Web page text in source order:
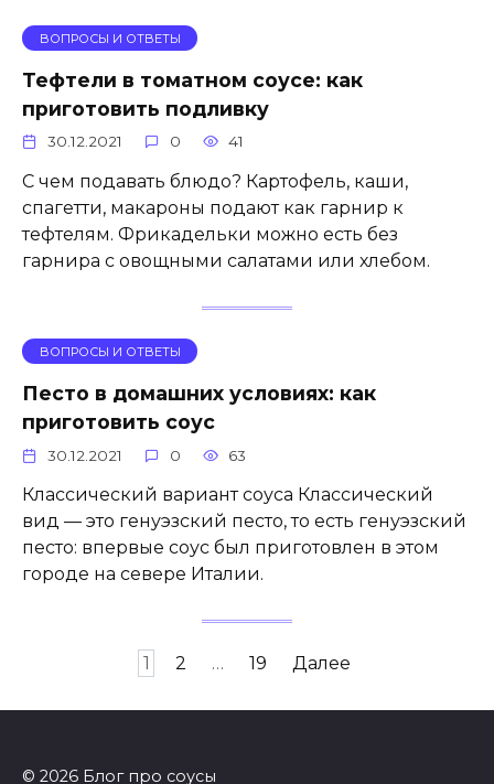
ВОПРОСЫ И ОТВЕТЫ
Тефтели в томатном соусе: как
приготовить подливку
30.12.2021 0 41
С чем подавать блюдо? Картофель, каши,
спагетти, макароны подают как гарнир к
тефтелям. Фрикадельки можно есть без
гарнира с овощными салатами или хлебом.
ВОПРОСЫ И ОТВЕТЫ
Песто в домашних условиях: как
приготовить соус
30.12.2021 0 63
Классический вариант соуса Классический
вид — это генуэзский песто, то есть генуэзский
песто: впервые соус был приготовлен в этом
городе на севере Италии.
записям
1 2 … 19 Далее
© 2026 Блог про соусы